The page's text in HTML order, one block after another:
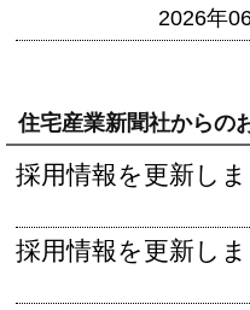
2026年
住宅産業新聞社からの
採用情報を更新し
採用情報を更新し